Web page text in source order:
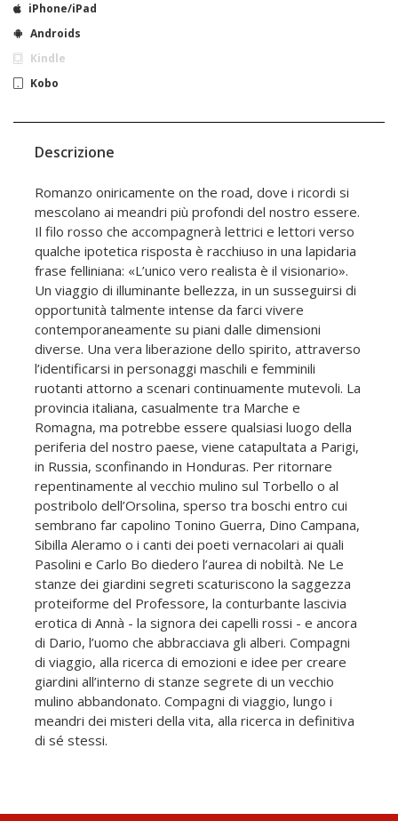
iPhone/iPad
Androids
Kindle
Kobo
Descrizione
Romanzo oniricamente on the road, dove i ricordi si
mescolano ai meandri più profondi del nostro essere.
Il filo rosso che accompagnerà lettrici e lettori verso
qualche ipotetica risposta è racchiuso in una lapidaria
frase felliniana: «L’unico vero realista è il visionario».
Un viaggio di illuminante bellezza, in un susseguirsi di
opportunità talmente intense da farci vivere
contemporaneamente su piani dalle dimensioni
diverse. Una vera liberazione dello spirito, attraverso
l’identificarsi in personaggi maschili e femminili
ruotanti attorno a scenari continuamente mutevoli. La
provincia italiana, casualmente tra Marche e
Romagna, ma potrebbe essere qualsiasi luogo della
periferia del nostro paese, viene catapultata a Parigi,
in Russia, sconfinando in Honduras. Per ritornare
repentinamente al vecchio mulino sul Torbello o al
postribolo dell’Orsolina, sperso tra boschi entro cui
sembrano far capolino Tonino Guerra, Dino Campana,
Sibilla Aleramo o i canti dei poeti vernacolari ai quali
Pasolini e Carlo Bo diedero l’aurea di nobiltà. Ne Le
stanze dei giardini segreti scaturiscono la saggezza
proteiforme del Professore, la conturbante lascivia
erotica di Annà - la signora dei capelli rossi - e ancora
di Dario, l’uomo che abbracciava gli alberi. Compagni
di viaggio, alla ricerca di emozioni e idee per creare
giardini all’interno di stanze segrete di un vecchio
mulino abbandonato. Compagni di viaggio, lungo i
meandri dei misteri della vita, alla ricerca in definitiva
di sé stessi.